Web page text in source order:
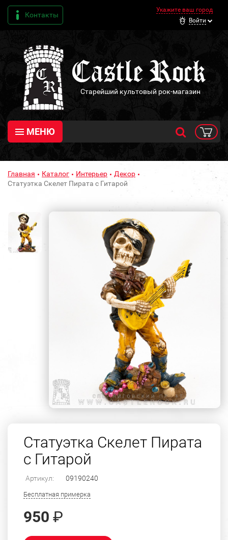
Контакты
Укажите ваш город
Войти
Старейший культовый рок-магазин
МЕНЮ
Главная Каталог Интерьер
Декор
Статуэтка Скелет Пирата с Гитарой
Статуэтка Скелет Пирата
с Гитарой
Артикул: 09190240
Бесплатная примерка
950 ₽